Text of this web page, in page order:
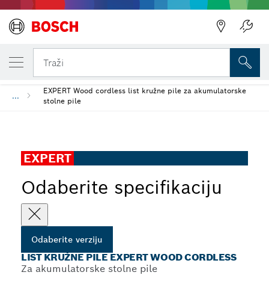
Traži
...
EXPERT Wood cordless list kružne pile za akumulatorske
stolne pile
EXPERT
Odaberite specifikaciju
Odaberite verziju
LIST KRUŽNE PILE EXPERT WOOD CORDLESS
Za akumulatorske stolne pile
VAŠA ODABRANA VERZIJA
List kružne pile EXPERT Wood cordless